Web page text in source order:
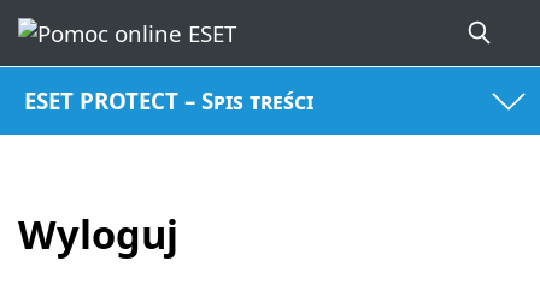
ESET PROTECT – Spis treści
Wyloguj